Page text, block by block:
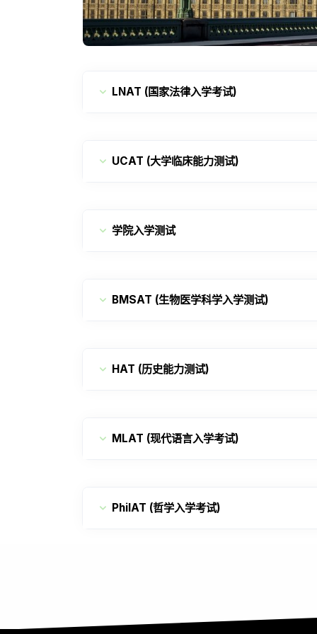
LNAT (国家法律入学考试)
UCAT (大学临床能力测试)
学院入学测试
BMSAT (生物医学科学入学测试)
HAT (历史能力测试)
MLAT (现代语言入学考试)
PhilAT (哲学入学考试)